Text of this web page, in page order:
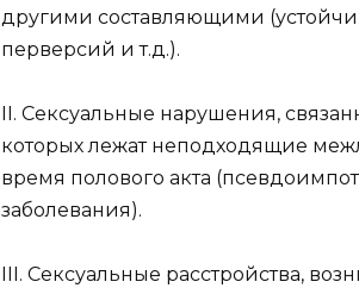
другими составляющими
перверсий и т.д.).
II. Сексуальные нарушения,
которых лежат неподходящие
время полового акта
заболевания).
III. Сексуальные расстройства,